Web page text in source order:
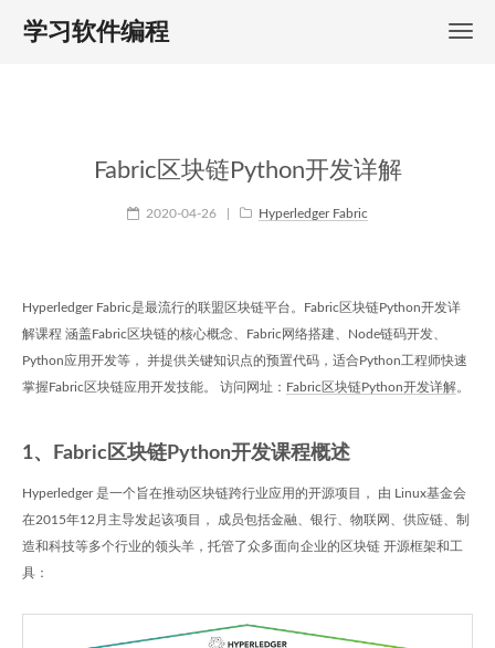
学习软件编程
Fabric区块链Python开发详解
2020-04-26 Hyperledger Fabric
Hyperledger Fabric是最流行的联盟区块链平台。Fabric区块链Python开发详
解课程 涵盖Fabric区块链的核心概念、Fabric网络搭建、Node链码开发、
Python应用开发等， 并提供关键知识点的预置代码，适合Python工程师快速
掌握Fabric区块链应用开发技能。 访问网址： Fabric区块链Python开发详解。
1、Fabric区块链Python开发课程概述
Hyperledger 是一个旨在推动区块链跨行业应用的开源项目， 由 Linux基金会
在2015年12月主导发起该项目， 成员包括金融、银行、物联网、供应链、制
造和科技等多个行业的领头羊，托管了众多面向企业的区块链 开源框架和工
具：